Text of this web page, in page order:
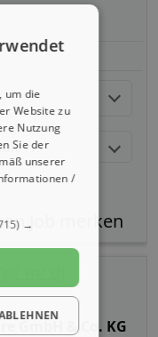
m/ d)
GmbH & Co. KG
um die
Website zu
Nutzung
Sie der
unserer
/
→